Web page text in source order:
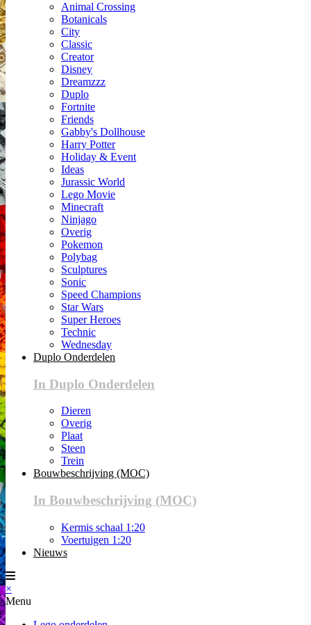
Animal Crossing
Botanicals
City
Classic
Creator
Disney
Dreamzzz
Duplo
Fortnite
Friends
Gabby's Dollhouse
Harry Potter
Holiday & Event
Ideas
Jurassic World
Lego Movie
Minecraft
Ninjago
Overig
Pokemon
Polybag
Sculptures
Sonic
Speed Champions
Star Wars
Super Heroes
Technic
Wednesday
Duplo Onderdelen
In Duplo Onderdelen
Dieren
Overig
Plaat
Steen
Trein
Bouwbeschrijving (MOC)
In Bouwbeschrijving (MOC)
Kermis schaal 1:20
Voertuigen 1:20
Nieuws
×
Menu